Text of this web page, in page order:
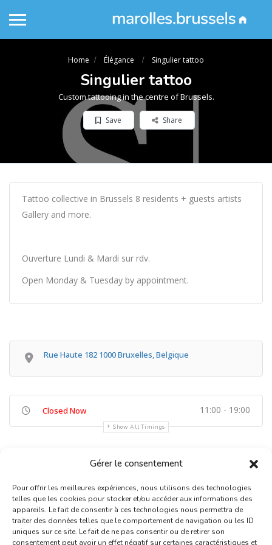
Gérer le consentement
Pour offrir les meilleures expériences, nous utilisons des technologies
telles que les cookies pour stocker et/ou accéder aux informations des
appareils. Le fait de consentir à ces technologies nous permettra de
traiter des données telles que le comportement de navigation ou les ID
uniques sur ce site. Le fait de ne pas consentir ou de retirer son
consentement peut avoir un effet négatif sur certaines caractéristiques et
Home Élégance Singulier tattoo
Singulier tattoo
Custom tattooing in the centre of Brussels.
Save Share
Tattoo collective in Brussels 8 residents + guests artists
Gallery and more.
Ouverture Lundi & Mardi sur rdv.
Open Monday & Tuesday by appointment.
Rue Haute 182 1000 Bruxelles, Belgique
Closed Now 11:00 - 19:00
Show All Timings
Inscription Commerce